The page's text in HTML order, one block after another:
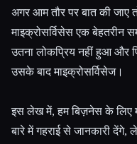
अगर आम तौर पर बात की जाए
माइक्रोसर्विसेस एक बेहतरीन
उतना लोकप्रिय नहीं हुआ और
उसके बाद माइक्रोसर्विसेज।
इस लेख में, हम बिज़नेस के लिए
बारे में गहराई से जानकारी